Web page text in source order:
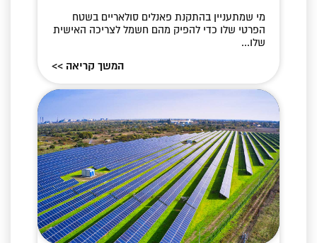
מי שמתעניין בהתקנת פאנלים סולאריים בשטח
הפרטי שלו כדי להפיק מהם חשמל לצריכה האישית
שלו...
המשך קריאה >>